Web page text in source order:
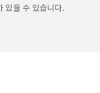
있을 수 있습니다.